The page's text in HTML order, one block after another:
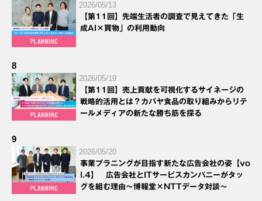
2026/05/13
【第11回】先端生活者の調査で見えてきた「生
成AI×買物」の利用動向
8
2026/05/19
【第11回】売上貢献を可視化するサイネージの
戦略的活用とは？カバヤ食品の取り組みからリテ
ールメディアの新たな勝ち筋を探る
9
2026/05/20
事業プラニングが目指す新たな広告会社の姿【vo
l.4】 広告会社とITサービスカンパニーがタッ
グを組む理由～博報堂×NTTデータ対談～